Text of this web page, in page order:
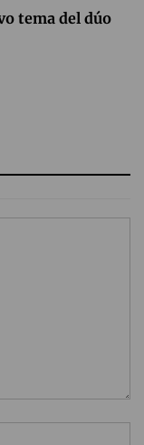
tema del dúo